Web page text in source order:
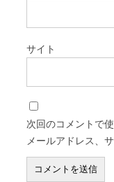
サイト
次回のコメントで
メールアドレス、